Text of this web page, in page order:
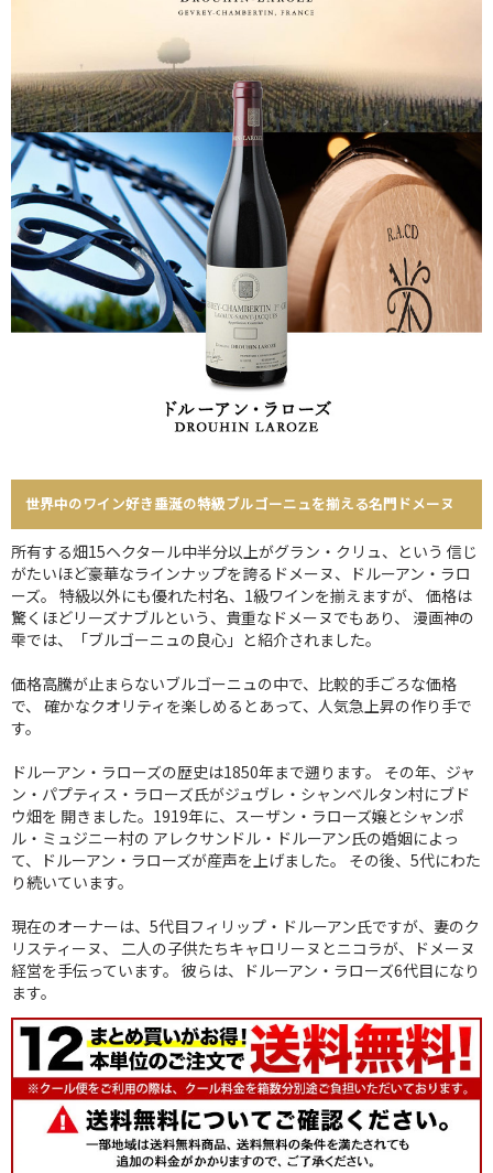
世界中のワイン好き垂涎の特級ブルゴーニュを揃える名門ドメーヌ
所有する畑15ヘクタール中半分以上がグラン・クリュ、という 信じ
がたいほど豪華なラインナップを誇るドメーヌ、ドルーアン・ラロ
ーズ。 特級以外にも優れた村名、1級ワインを揃えますが、 価格は
驚くほどリーズナブルという、貴重なドメーヌでもあり、 漫画神の
雫では、「ブルゴーニュの良心」と紹介されました。
価格高騰が止まらないブルゴーニュの中で、比較的手ごろな価格
で、 確かなクオリティを楽しめるとあって、人気急上昇の作り手で
す。
ドルーアン・ラローズの歴史は1850年まで遡ります。 その年、ジャ
ン・パプティス・ラローズ氏がジュヴレ・シャンベルタン村にブド
ウ畑を 開きました。1919年に、スーザン・ラローズ嬢とシャンポ
ル・ミュジニー村の アレクサンドル・ドルーアン氏の婚姻によっ
て、ドルーアン・ラローズが産声を上げました。 その後、5代にわた
り続いています。
現在のオーナーは、5代目フィリップ・ドルーアン氏ですが、妻のク
リスティーヌ、 二人の子供たちキャロリーヌとニコラが、ドメーヌ
経営を手伝っています。 彼らは、ドルーアン・ラローズ6代目になり
ます。